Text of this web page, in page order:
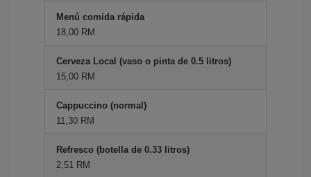
Menú comida rápida
18,00 RM
Cerveza Local (vaso o pinta de 0.5 litros)
15,00 RM
Cappuccino (normal)
11,30 RM
Refresco (botella de 0.33 litros)
2,51 RM